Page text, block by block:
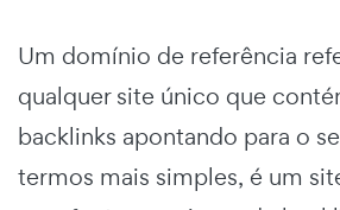
Um domínio de referência
qualquer site único que
backlinks apontando para o
termos mais simples, é um